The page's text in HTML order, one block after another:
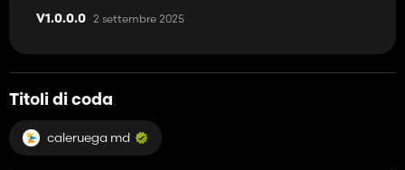
V1.0.0.0 2 settembre 2025
Titoli di coda
caleruega md